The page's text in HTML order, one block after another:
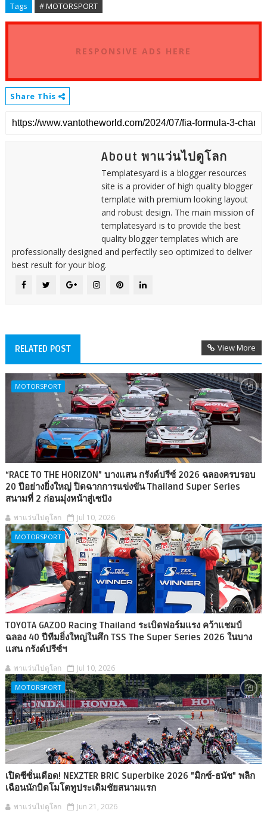
Tags # MOTORSPORT
RESPONSIVE ADS HERE
Share This
About พาแว่นไปดูโลก
Templatesyard is a blogger resources
site is a provider of high quality blogger
template with premium looking layout
and robust design. The main mission of
templatesyard is to provide the best
quality blogger templates which are
professionally designed and perfectlly seo optimized to deliver
best result for your blog.
RELATED POST View More
MOTORSPORT
“RACE TO THE HORIZON” บางแสน กรังด์ปรีซ์ 2026 ฉลองครบรอบ
20 ปีอย่างยิ่งใหญ่ ปิดฉากการแข่งขัน Thailand Super Series
สนามที่ 2 ก่อนมุ่งหน้าสู่เซปัง
พาแว่นไปดูโลก Jul 10, 2026
MOTORSPORT
TOYOTA GAZOO Racing Thailand ระเบิดฟอร์มแรง คว้าแชมป์
ฉลอง 40 ปีทีมยิ่งใหญ่ในศึก TSS The Super Series 2026 ในบาง
แสน กรังด์ปรีซ์ฯ
พาแว่นไปดูโลก Jul 10, 2026
MOTORSPORT
เปิดซีซั่นเดือด! NEXZTER BRIC Superbike 2026 "มิกซ์-ธนัช" พลิก
เฉือนนักบิดโมโตทูประเดิมชัยสนามแรก
พาแว่นไปดูโลก Jun 21, 2026